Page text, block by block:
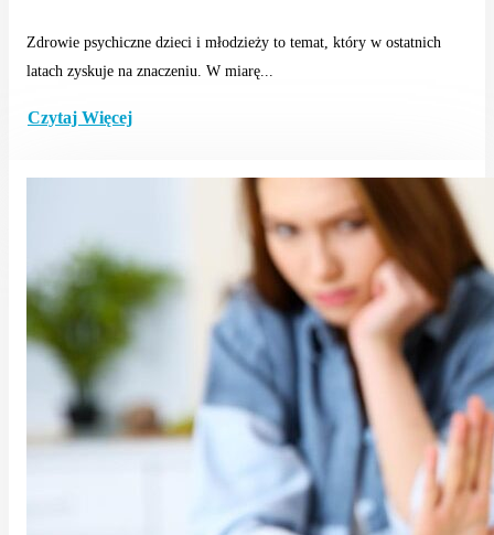
Zdrowie psychiczne dzieci i młodzieży to temat, który w ostatnich
latach zyskuje na znaczeniu. W miarę...
Czytaj Więcej